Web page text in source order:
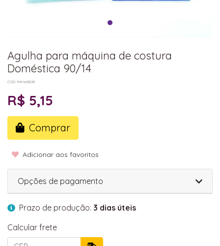
Agulha para máquina de costura
Doméstica 90/14
COD: MKW8028
R$ 5,15
Comprar
Adicionar aos favoritos
Opções de pagamento
Prazo de produção: 3 dias úteis
Calcular frete